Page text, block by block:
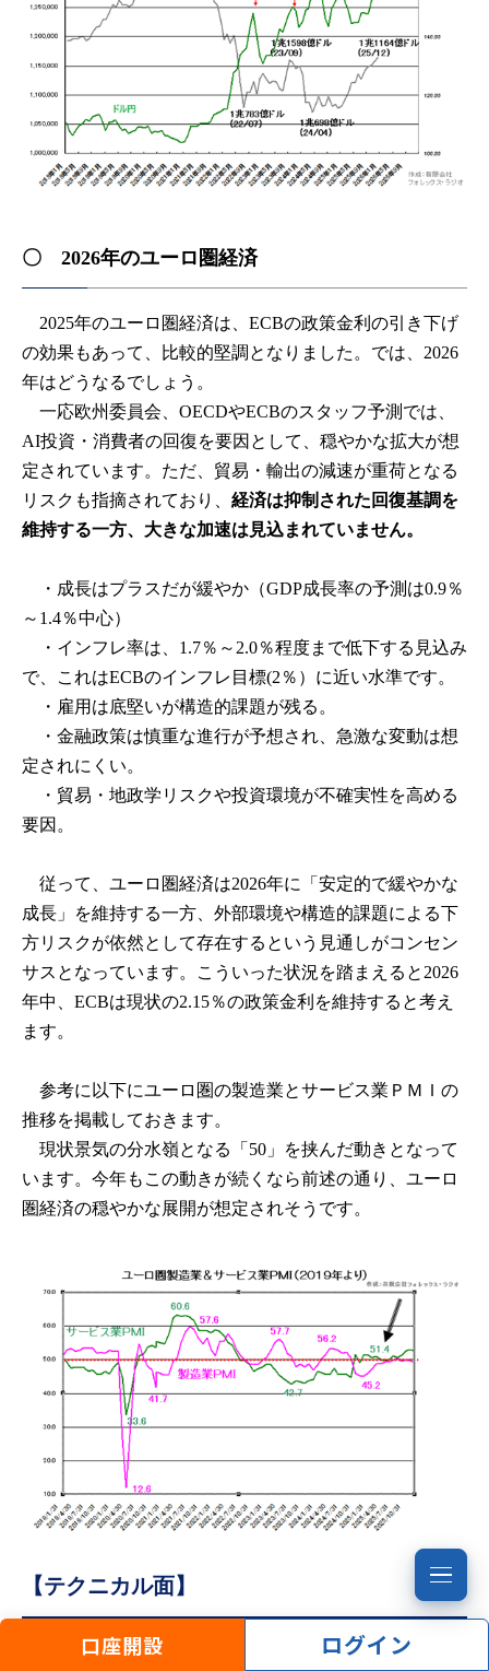
口座開設 ログイン
〇 2026年のユーロ圏経済
2025年のユーロ圏経済は、ECBの政策金利の引き下げ
の効果もあって、比較的堅調となりました。では、2026
年はどうなるでしょう。
一応欧州委員会、OECDやECBのスタッフ予測では、
AI投資・消費者の回復を要因として、穏やかな拡大が想
定されています。ただ、貿易・輸出の減速が重荷となる
リスクも指摘されており、 経済は抑制された回復基調を
維持する一方、大きな加速は見込まれていません。
・成長はプラスだが緩やか（GDP成長率の予測は0.9％
～1.4％中心）
・インフレ率は、1.7％～2.0％程度まで低下する見込み
で、これはECBのインフレ目標(2％）に近い水準です。
・雇用は底堅いが構造的課題が残る。
・金融政策は慎重な進行が予想され、急激な変動は想
定されにくい。
・貿易・地政学リスクや投資環境が不確実性を高める
要因。
従って、ユーロ圏経済は2026年に「安定的で緩やかな
成長」を維持する一方、外部環境や構造的課題による下
方リスクが依然として存在するという見通しがコンセン
サスとなっています。こういった状況を踏まえると2026
年中、ECBは現状の2.15％の政策金利を維持すると考え
ます。
参考に以下にユーロ圏の製造業とサービス業ＰＭＩの
推移を掲載しておきます。
現状景気の分水嶺となる「50」を挟んだ動きとなって
います。今年もこの動きが続くなら前述の通り、ユーロ
圏経済の穏やかな展開が想定されそうです。
【テクニカル面】